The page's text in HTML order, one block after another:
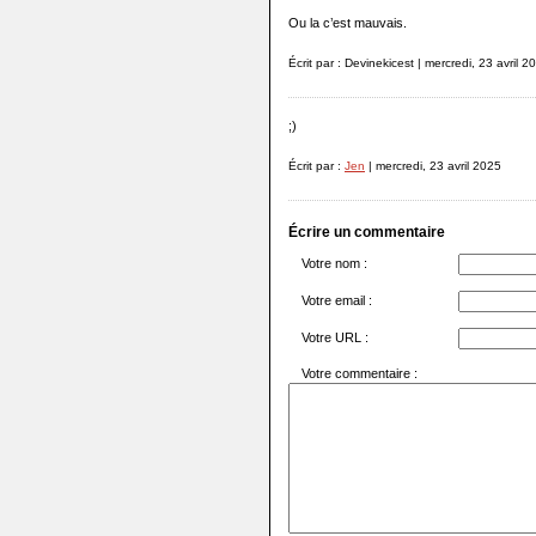
Ou la c’est mauvais.
Écrit par : Devinekicest | mercredi, 23 avril
;)
Écrit par : Jen | mercredi, 23 avril 2025
Écrire un commentaire
Votre nom :
Votre email :
Votre URL :
Votre commentaire :